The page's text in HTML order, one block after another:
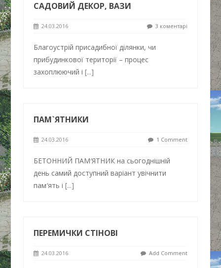
САДОВИЙ ДЕКОР, ВАЗИ
24.03.2016 3 коментарі
Благоустрій присадибної ділянки, чи
прибудинкової території – процес
захоплюючий і[...]
ПАМ`ЯТНИКИ
24.03.2016 1 Comment
БЕТОННИЙ ПАМ′ЯТНИК на сьогоднішній
день самий доступний варіант увічнити
пам′ять і[...]
ПЕРЕМИЧКИ СТІНОВІ
24.03.2016 Add Comment